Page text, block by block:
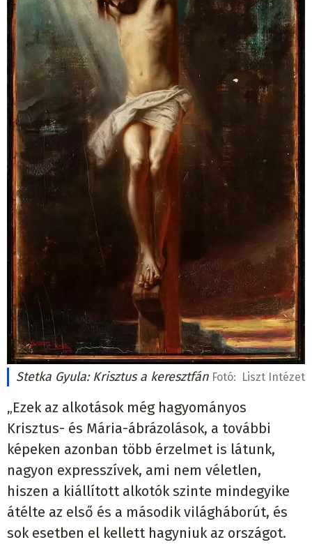
Stetka Gyula: Krisztus a keresztfán Fotó: Liszt Intézet
„Ezek az alkotások még hagyományos
Krisztus- és Mária-ábrázolások, a további
képeken azonban több érzelmet is látunk,
nagyon expresszívek, ami nem véletlen,
hiszen a kiállított alkotók szinte mindegyike
átélte az első és a második világháborút, és
sok esetben el kellett hagyniuk az országot.